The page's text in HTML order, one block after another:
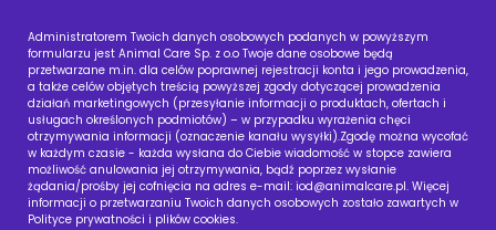
Administratorem Twoich danych osobowych podanych w powyższym
formularzu jest Animal Care Sp. z o.o Twoje dane osobowe będą
przetwarzane m.in. dla celów poprawnej rejestracji konta i jego prowadzenia,
a także celów objętych treścią powyższej zgody dotyczącej prowadzenia
działań marketingowych (przesyłanie informacji o produktach, ofertach i
usługach określonych podmiotów) – w przypadku wyrażenia chęci
otrzymywania informacji (oznaczenie kanału wysyłki).Zgodę można wycofać
w każdym czasie - każda wysłana do Ciebie wiadomość w stopce zawiera
możliwość anulowania jej otrzymywania, bądź poprzez wysłanie
żądania/prośby jej cofnięcia na adres e-mail: iod@animalcare.pl. Więcej
informacji o przetwarzaniu Twoich danych osobowych zostało zawartych w
Polityce prywatności i plików cookies.